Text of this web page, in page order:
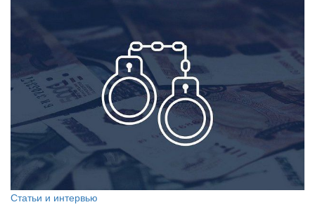
Статьи и интервью